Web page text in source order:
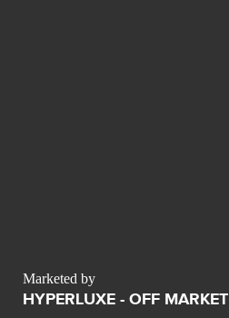
Marketed by
HYPERLUXE - OFF MARKET